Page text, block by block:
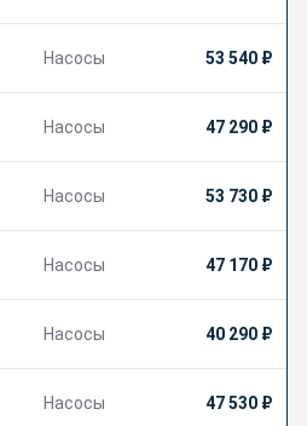
Насосы 53 540 ₽
Насосы 47 290 ₽
Насосы 53 730 ₽
Насосы 47 170 ₽
Насосы 40 290 ₽
Насосы 47 530 ₽